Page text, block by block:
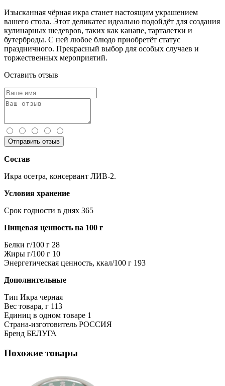
Изысканная чёрная икра станет настоящим украшением
вашего стола. Этот деликатес идеально подойдёт для создания
кулинарных шедевров, таких как канапе, тарталетки и
бутерброды. С ней любое блюдо приобретёт статус
праздничного. Прекрасный выбор для особых случаев и
торжественных мероприятий.
Оставить отзыв
Отправить отзыв
Состав
Икра осетра, консервант ЛИВ-2.
Условия хранение
Срок годности в днях 365
Пищевая ценность на 100 г
Белки г/100 г 28
Жиры г/100 г 10
Энергетическая ценность, ккал/100 г 193
Дополнительные
Тип Икра черная
Вес товара, г 113
Единиц в одном товаре 1
Страна-изготовитель РОССИЯ
Бренд БЕЛУГА
Похожие товары